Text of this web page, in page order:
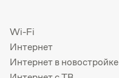
Wi-Fi
Интернет
Интернет в новостройке